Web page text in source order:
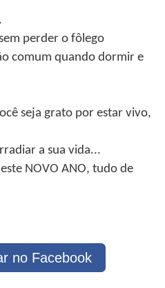
perder o fôlego
comum quando dormir e
seja grato por estar vivo,
a sua vida...
NOVO ANO, tudo de
no Facebook